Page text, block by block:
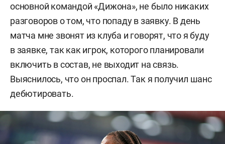
основной командой «Дижона», не было никаких
разговоров о том, что попаду в заявку. В день
матча мне звонят из клуба и говорят, что я буду
в заявке, так как игрок, которого планировали
включить в состав, не выходит на связь.
Выяснилось, что он проспал. Так я получил шанс
дебютировать.